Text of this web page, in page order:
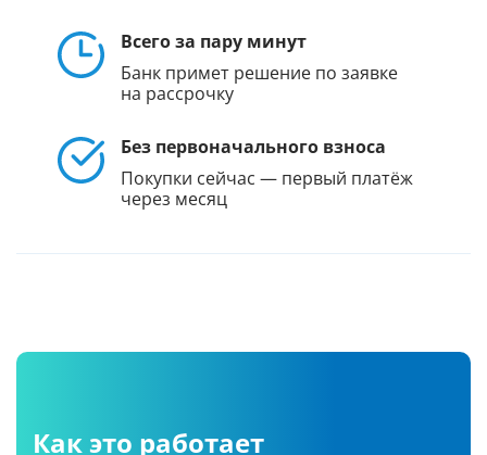
Всего за пару минут
Банк примет решение по заявке
на рассрочку
Без первоначального взноса
Покупки сейчас — первый платёж
через месяц
Как это работает